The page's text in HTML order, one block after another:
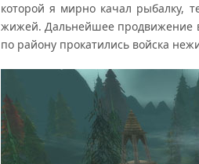
которой я мирно качал рыбалку,
жижей. Дальнейшее продвижение
по району прокатились войска